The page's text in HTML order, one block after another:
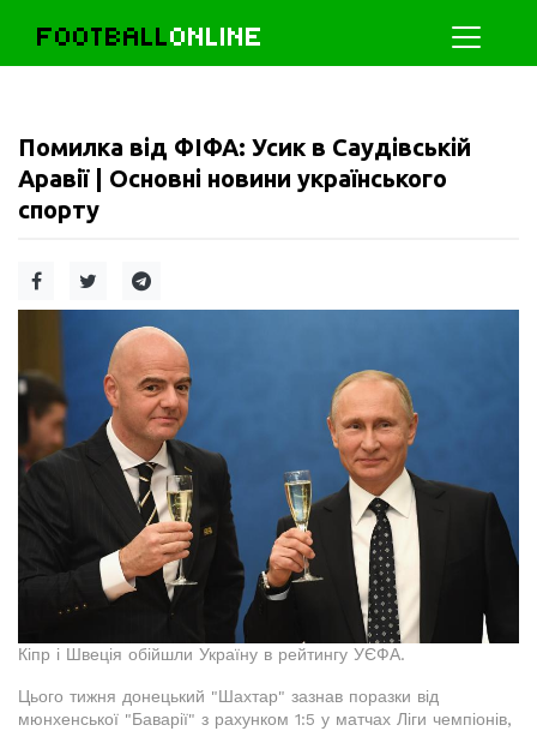
FOOTBALLONLINE
Помилка від ФІФА: Усик в Саудівській
Аравії | Основні новини українського
спорту
Кіпр і Швеція обійшли Україну в рейтингу УЄФА.
Цього тижня донецький "Шахтар" зазнав поразки від
мюнхенської "Баварії" з рахунком 1:5 у матчах Ліги чемпіонів,